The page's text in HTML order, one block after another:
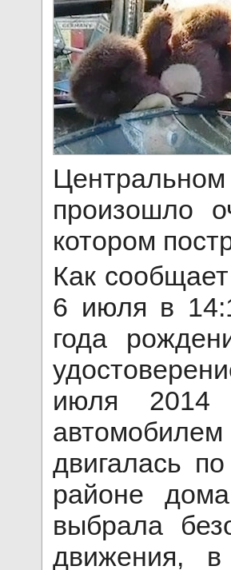
произошло
котором
Как
6 июля в
года
июля 2014
двигалась
районе
выбрала
движения, в